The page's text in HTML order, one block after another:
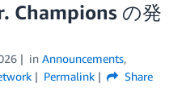
Champions の発
in Announcements,
Permalink Share